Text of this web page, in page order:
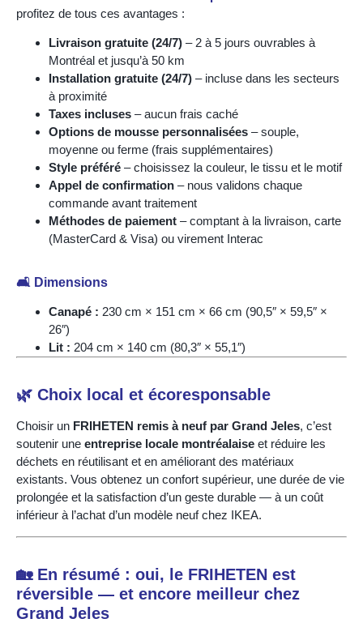
profitez de tous ces avantages :
Livraison gratuite (24/7) – 2 à 5 jours ouvrables à
Montréal et jusqu’à 50 km
Installation gratuite (24/7) – incluse dans les secteurs
à proximité
Taxes incluses – aucun frais caché
Options de mousse personnalisées – souple,
moyenne ou ferme (frais supplémentaires)
Style préféré – choisissez la couleur, le tissu et le motif
Appel de confirmation – nous validons chaque
commande avant traitement
Méthodes de paiement – comptant à la livraison, carte
(MasterCard & Visa) ou virement Interac
🛋️ Dimensions
Canapé : 230 cm × 151 cm × 66 cm (90,5″ × 59,5″ ×
26″)
Lit : 204 cm × 140 cm (80,3″ × 55,1″)
🌿 Choix local et écoresponsable
Choisir un FRIHETEN remis à neuf par Grand Jeles, c’est
soutenir une entreprise locale montréalaise et réduire les
déchets en réutilisant et en améliorant des matériaux
existants. Vous obtenez un confort supérieur, une durée de vie
prolongée et la satisfaction d’un geste durable — à un coût
inférieur à l’achat d’un modèle neuf chez IKEA.
🏡 En résumé : oui, le FRIHETEN est
réversible — et encore meilleur chez
Grand Jeles